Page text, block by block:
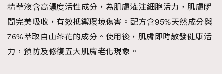
精華液含高濃度活性成分，為肌膚灌注細胞活力，肌膚瞬
間完美吸收，有效抵禦環境傷害。配方含95%天然成分與
76%萃取自山茶花的成分。使用後，肌膚即時散發健康活
力，預防及修復五大肌膚老化現象。